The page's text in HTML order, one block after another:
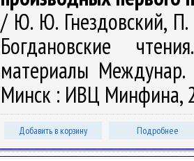
/ Ю. Ю. Гнездовский,
Богдановские
материалы
Минск : ИВЦ Минфина,
Добавить в корзину Подробнее